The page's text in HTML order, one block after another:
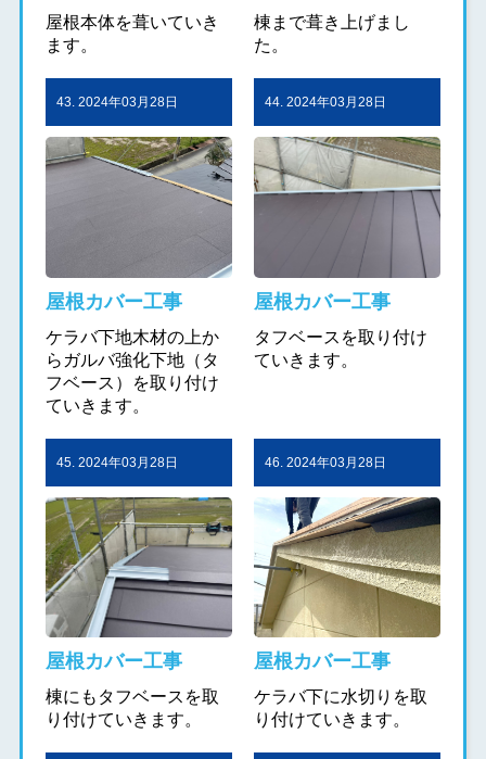
屋根本体を葺いていき
ます。
棟まで葺き上げまし
た。
43. 2024年03月28日
屋根カバー工事
ケラバ下地木材の上か
らガルバ強化下地（タ
フベース）を取り付け
ていきます。
44. 2024年03月28日
屋根カバー工事
タフベースを取り付け
ていきます。
45. 2024年03月28日
屋根カバー工事
棟にもタフベースを取
り付けていきます。
46. 2024年03月28日
屋根カバー工事
ケラバ下に水切りを取
り付けていきます。